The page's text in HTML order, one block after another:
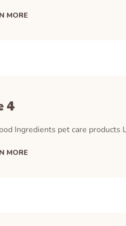
MORE
4
Ingredients pet care products
MORE